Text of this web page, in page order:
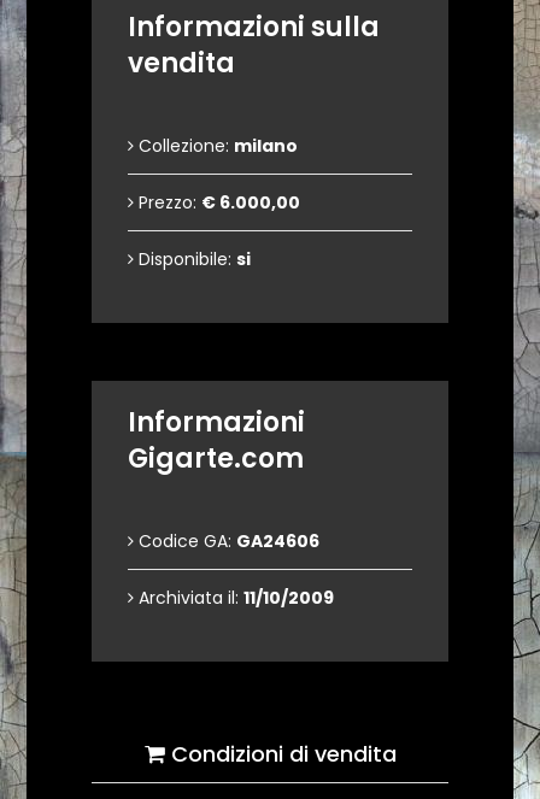
Informazioni sulla
vendita
Collezione: milano
Prezzo: € 6.000,00
Disponibile: si
Informazioni
Gigarte.com
Codice GA: GA24606
Archiviata il: 11/10/2009
Condizioni di vendita